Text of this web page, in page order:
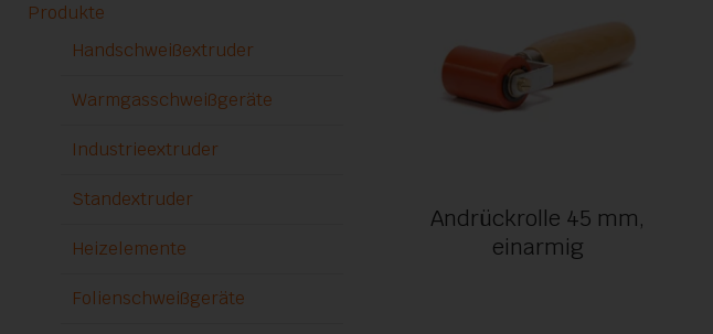
Produkte
Handschweißextruder
Warmgasschweißgeräte
Industrieextruder
Standextruder
Heizelemente
Folienschweißgeräte
Andrückrolle 45 mm,
einarmig